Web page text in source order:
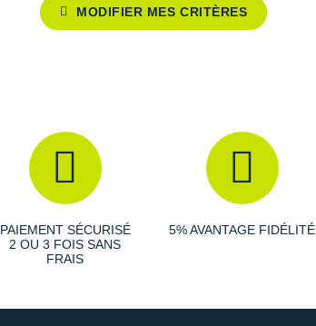
MODIFIER MES CRITÈRES
PAIEMENT SÉCURISÉ
2 OU 3 FOIS SANS
FRAIS
5% AVANTAGE FIDÉLITÉ